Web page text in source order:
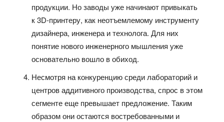
продукции. Но заводы уже начинают привыкать
к 3D-принтеру, как неотъемлемому инструменту
дизайнера, инженера и технолога. Для них
понятие нового инженерного мышления уже
основательно вошло в обиход.
Несмотря на конкуренцию среди лабораторий и
центров аддитивного производства, спрос в этом
сегменте еще превышает предложение. Таким
образом они остаются востребованными и